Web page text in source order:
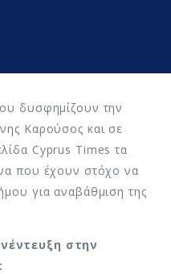
δυσφημίζουν την
Καρούσος και σε
Cyprus Times τα
που έχουν στόχο να
για αναβάθμιση της
στην